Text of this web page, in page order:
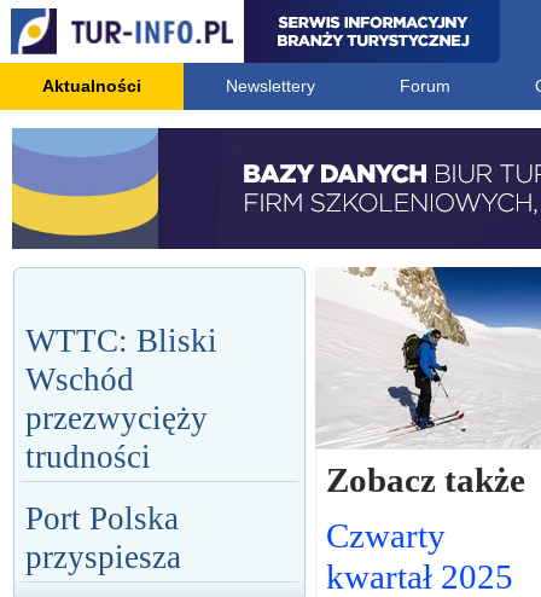
Aktualności Newslettery Forum
WTTC: Bliski
Wschód
przezwycięży
trudności
Port Polska
przyspiesza
Zobacz także
Czwarty
kwartał 2025